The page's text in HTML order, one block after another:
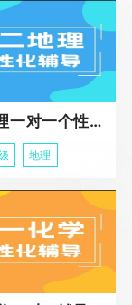
高二地理一对一个性化冲刺辅导课程
地理